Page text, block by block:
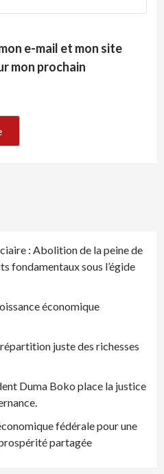
e-mail et mon site
mon prochain
: Abolition de la peine de
fondamentaux sous l’égide
économique
juste des richesses
Duma Boko place la justice
fédérale pour une
partagée